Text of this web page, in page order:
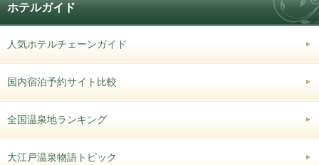
ホテルガイド
人気ホテルチェーンガイド
国内宿泊予約サイト比較
全国温泉地ランキング
大江戸温泉物語トピック